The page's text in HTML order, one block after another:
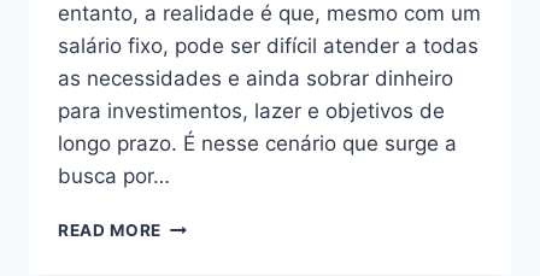
entanto, a realidade é que, mesmo com um
salário fixo, pode ser difícil atender a todas
as necessidades e ainda sobrar dinheiro
para investimentos, lazer e objetivos de
longo prazo. É nesse cenário que surge a
busca por…
READ MORE COMO